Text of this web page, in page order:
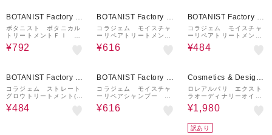
BOTANIST Factory / a
nd Habit
ボタニスト ボタニカル
トリートメントＦＩ ダ
メージケア（10周年限定
詰替10％増量タイプ）
¥792
BOTANIST Factory / a
nd Habit
コラジェム モイスチャ
ーリペアトリートメン
ト 440g
¥616
BOTANIST Factory / a
nd Habit
コラジェム モイスチャ
ーリペアトリートメント
(詰替) 370g
¥484
BOTANIST Factory / a
nd Habit
コラジェム ストレート
グロウトリートメント(詰
替) 370g
¥484
BOTANIST Factory / a
nd Habit
コラジェム モイスチャ
ーリペアシャンプー 44
0mL
¥616
Cosmetics & Designe
r Fragrances
ロレアルパリ エクスト
ラオーディナリーオイル
ミニ 3本セット
¥1,980
訳あり